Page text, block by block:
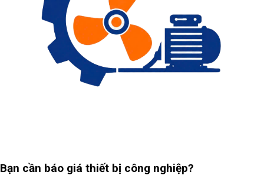
Bạn cần báo giá thiết bị công nghiệp?